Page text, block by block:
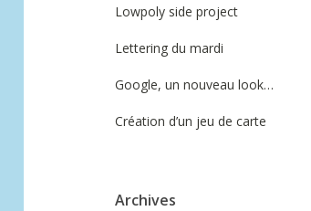
Lowpoly side project
Lettering du mardi
Google, un nouveau look…
Création d’un jeu de carte
Archives